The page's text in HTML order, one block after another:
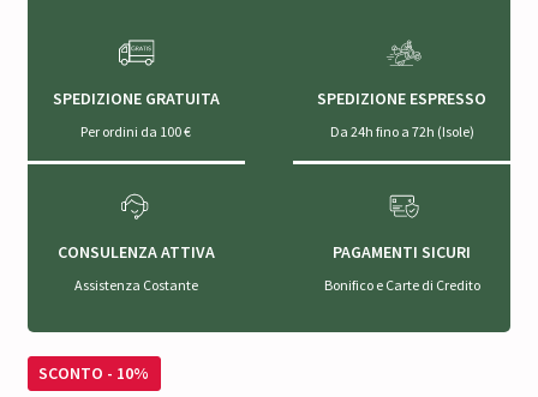
SPEDIZIONE GRATUITA
Per ordini da 100 €
SPEDIZIONE ESPRESSO
Da 24h fino a 72h (Isole)
CONSULENZA ATTIVA
Assistenza Costante
PAGAMENTI SICURI
Bonifico e Carte di Credito
SCONTO - 10%